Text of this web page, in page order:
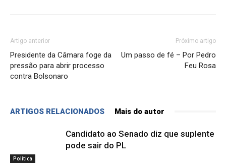
Artigo anterior
Presidente da Câmara foge da
pressão para abrir processo
contra Bolsonaro
Próximo artigo
Um passo de fé – Por Pedro
Feu Rosa
ARTIGOS RELACIONADOS Mais do autor
Política
Candidato ao Senado diz que suplente
pode sair do PL